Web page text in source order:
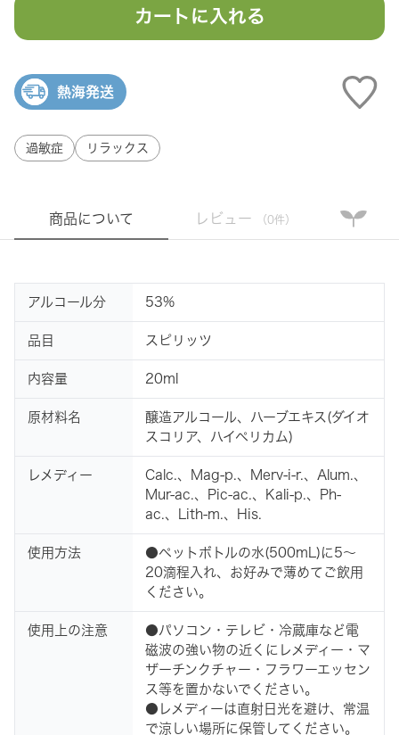
カートに入れる
熱海発送
過敏症 リラックス
商品について レビュー （0件）
アルコール分 53%
品目 スピリッツ
内容量 20ml
原材料名
醸造アルコール、ハーブエキス(ダイオ
スコリア、ハイペリカム)
レメディー
Calc.、Mag-p.、Merv-i-r.、Alum.、
Mur-ac.、Pic-ac.、Kali-p.、Ph-
ac.、Lith-m.、His.
使用方法
●ペットボトルの水(500mL)に5～
20滴程入れ、お好みで薄めてご飲用
ください。
使用上の注意
●パソコン・テレビ・冷蔵庫など電
磁波の強い物の近くにレメディー・マ
ザーチンクチャー・フラワーエッセン
ス等を置かないでください。
●レメディーは直射日光を避け、常温
で涼しい場所に保管してください。